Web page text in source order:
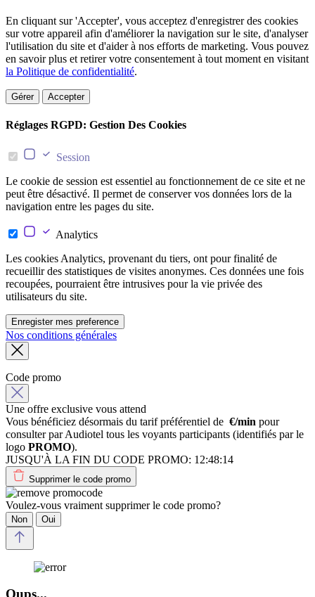
En cliquant sur 'Accepter', vous acceptez d'enregistrer des cookies
sur votre appareil afin d'améliorer la navigation sur le site, d'analyser
l'utilisation du site et d'aider à nos efforts de marketing. Vous pouvez
en savoir plus et retirer votre consentement à tout moment en visitant
la Politique de confidentialité.
Gérer Accepter
Réglages RGPD: Gestion Des Cookies
Session
Le cookie de session est essentiel au fonctionnement de ce site et ne
peut être désactivé. Il permet de conserver vos données lors de la
navigation entre les pages du site.
Analytics
Les cookies Analytics, provenant du tiers, ont pour finalité de
recueillir des statistiques de visites anonymes. Ces données une fois
recoupées, pourraient être intrusives pour la vie privée des
utilisateurs du site.
Enregister mes preference
Nos conditions générales
Code promo
Une offre exclusive vous attend
Vous bénéficiez désormais du tarif préférentiel de €/min pour
consulter par Audiotel tous les voyants participants (identifiés par le
logo PROMO).
JUSQU'À LA FIN DU CODE PROMO: 12:48:14
Supprimer le code promo
Voulez-vous vraiment supprimer le code promo?
Non Oui
Oups...